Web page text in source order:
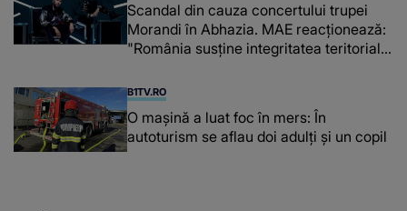
Scandal din cauza concertului trupei
Morandi în Abhazia. MAE reacționează:
"România susține integritatea teritorială
B1TV.RO
O maşină a luat foc în mers: În
autoturism se aflau doi adulți și un copil